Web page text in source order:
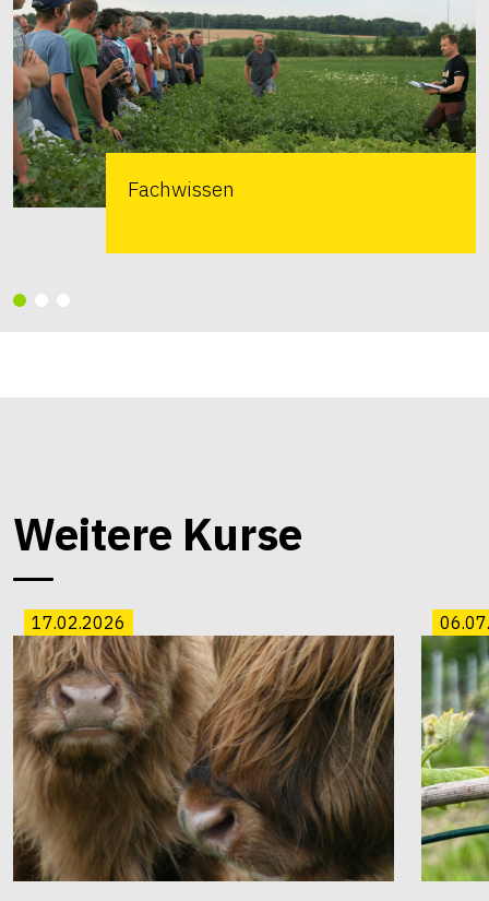
Fachwissen
Weitere Kurse
17.02.2026